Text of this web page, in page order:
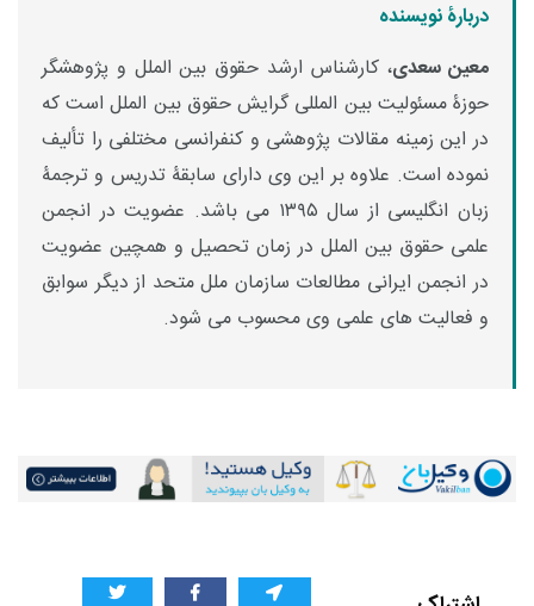
دربارۀ نویسنده
معین سعدی، کارشناس ارشد حقوق بین الملل و پژوهشگر
حوزۀ مسئولیت بین المللی گرایش حقوق بین الملل است که
در این زمینه مقالات پژوهشی و کنفرانسی مختلفی را تألیف
نموده است. علاوه بر این وی دارای سابقۀ تدریس و ترجمۀ
زبان انگلیسی از سال ۱۳۹۵ می باشد. عضویت در انجمن
علمی حقوق بین الملل در زمان تحصیل و همچین عضویت
در انجمن ایرانی مطالعات سازمان ملل متحد از دیگر سوابق
و فعالیت های علمی وی محسوب می شود.